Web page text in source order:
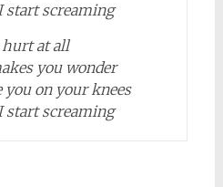
start screaming
hurt at all
you wonder
on your knees
start screaming